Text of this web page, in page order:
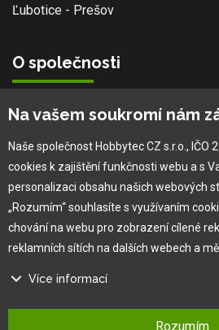
Ľubotice - Prešov
O společnosti
Vlastní výroba
Náš tým
O nás
Pro zákazníka
Obchodní podmínky
Jak na reklamaci
Na vašem soukromí nám
Naše společnost Hobbytec CZ s.r.o., IČO
cookies k zajištění funkčnosti webu a s
personalizaci obsahu našich webových
„Rozumím“ souhlasíte s využívaním
chování na webu pro zobrazení cílené
reklamních sítích na dalších webech a
Více informací
Na našem webu používáme několik
Rozumím